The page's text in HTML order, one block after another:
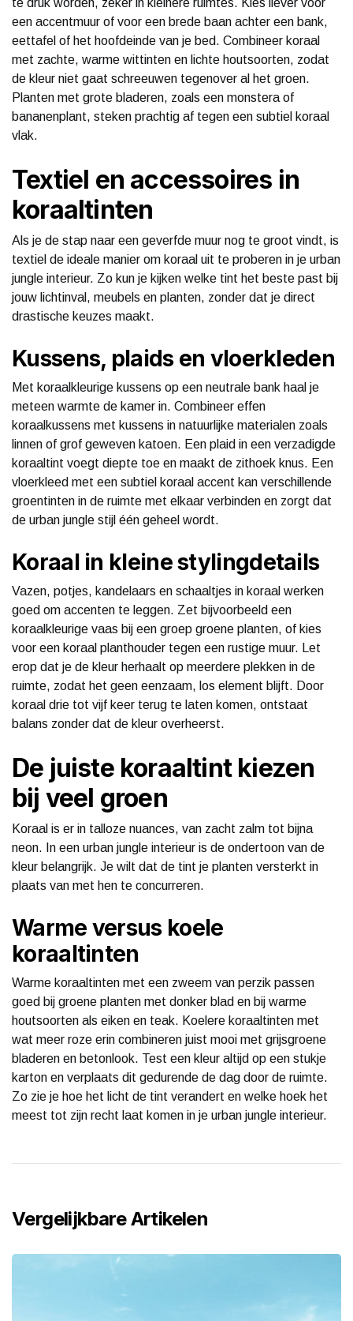
een accentmuur of voor een brede baan achter een bank,
eettafel of het hoofdeinde van je bed. Combineer koraal
met zachte, warme wittinten en lichte houtsoorten, zodat
de kleur niet gaat schreeuwen tegenover al het groen.
Planten met grote bladeren, zoals een monstera of
bananenplant, steken prachtig af tegen een subtiel koraal
vlak.
Textiel en accessoires in
koraaltinten
Als je de stap naar een geverfde muur nog te groot vindt, is
textiel de ideale manier om koraal uit te proberen in je urban
jungle interieur. Zo kun je kijken welke tint het beste past bij
jouw lichtinval, meubels en planten, zonder dat je direct
drastische keuzes maakt.
Kussens, plaids en vloerkleden
Met koraalkleurige kussens op een neutrale bank haal je
meteen warmte de kamer in. Combineer effen
koraalkussens met kussens in natuurlijke materialen zoals
linnen of grof geweven katoen. Een plaid in een verzadigde
koraaltint voegt diepte toe en maakt de zithoek knus. Een
vloerkleed met een subtiel koraal accent kan verschillende
groentinten in de ruimte met elkaar verbinden en zorgt dat
de urban jungle stijl één geheel wordt.
Koraal in kleine stylingdetails
Vazen, potjes, kandelaars en schaaltjes in koraal werken
goed om accenten te leggen. Zet bijvoorbeeld een
koraalkleurige vaas bij een groep groene planten, of kies
voor een koraal planthouder tegen een rustige muur. Let
erop dat je de kleur herhaalt op meerdere plekken in de
ruimte, zodat het geen eenzaam, los element blijft. Door
koraal drie tot vijf keer terug te laten komen, ontstaat
balans zonder dat de kleur overheerst.
De juiste koraaltint kiezen
bij veel groen
Koraal is er in talloze nuances, van zacht zalm tot bijna
neon. In een urban jungle interieur is de ondertoon van de
kleur belangrijk. Je wilt dat de tint je planten versterkt in
plaats van met hen te concurreren.
Warme versus koele
koraaltinten
Warme koraaltinten met een zweem van perzik passen
goed bij groene planten met donker blad en bij warme
houtsoorten als eiken en teak. Koelere koraaltinten met
wat meer roze erin combineren juist mooi met grijsgroene
bladeren en betonlook. Test een kleur altijd op een stukje
karton en verplaats dit gedurende de dag door de ruimte.
Zo zie je hoe het licht de tint verandert en welke hoek het
meest tot zijn recht laat komen in je urban jungle interieur.
Vergelijkbare Artikelen